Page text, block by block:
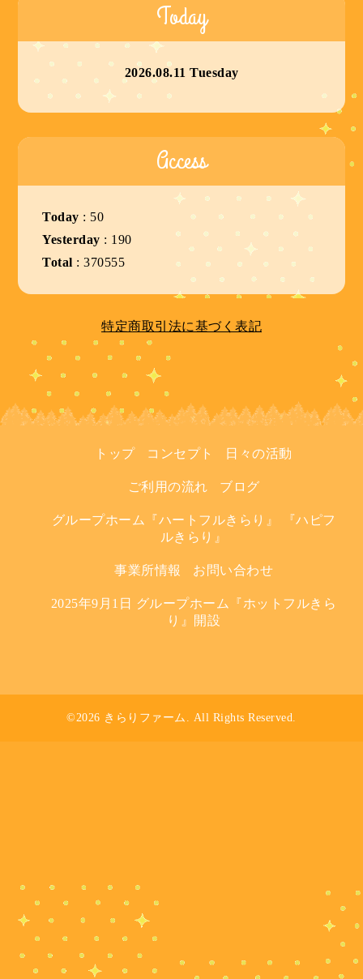
Today
2026.08.11 Tuesday
Access
Today : 50
Yesterday : 190
Total :370555
特定商取引法に基づく表記
トップ コンセプト 日々の活動
ご利用の流れ ブログ
グループホーム『ハートフルきらり』 『ハピフ
ルきらり』
事業所情報 お問い合わせ
2025年9月1日 グループホーム『ホットフルきら
り』開設
©2026 きらりファーム . All Rights Reserved.